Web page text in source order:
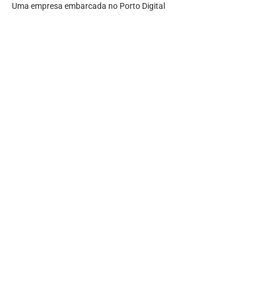
Uma empresa embarcada no Porto Digital